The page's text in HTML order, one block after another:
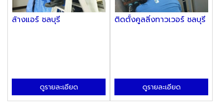
ล้างแอร์ ชลบุรี
ดูรายละเอียด
ติดตั้งคูลลิ่งทาวเวอร์ ชลบุรี
ดูรายละเอียด